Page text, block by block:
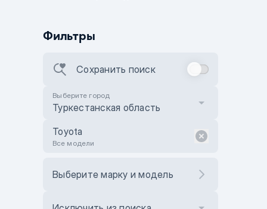
Фильтры
Сохранить поиск
Выберите город
Туркестанская область
Toyota
Все модели
Выберите марку и модель